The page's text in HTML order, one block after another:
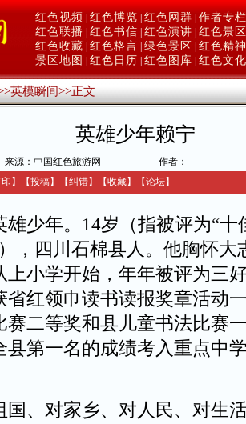
红色视频 红色博览 红色网群 作者专栏
红色联播 红色书信 红色演讲 红色景区
红色收藏 红色格言 绿色景区
红色精神
景区地图
红色日历 红色图库 红色文化
英模瞬间>>正文
英雄少年赖宁
来源：中国红色旅游网
作者：
】 【投稿】 【纠错】 【收藏】 【论坛】
年。14岁（指被评为“十
，四川石棉县人。他胸怀大
上小学开始，年年被评为三
省红领巾读书读报奖章活动
赛二等奖和县儿童书法比赛
县第一名的成绩考入重点
对家乡、对人民、对生